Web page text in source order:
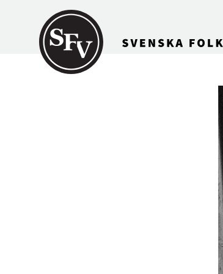
Gå till innehållet